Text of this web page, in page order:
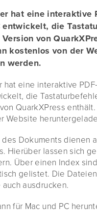
hat eine interaktive
entwickelt, die
von
kostenlos von der
werden.
hat eine interaktive
die
QuarkXPress
Website
Dokuments dienen
Hierüber lassen sich
Über einen Index
gelistet. Die
ausdrucken.
für Mac und PC